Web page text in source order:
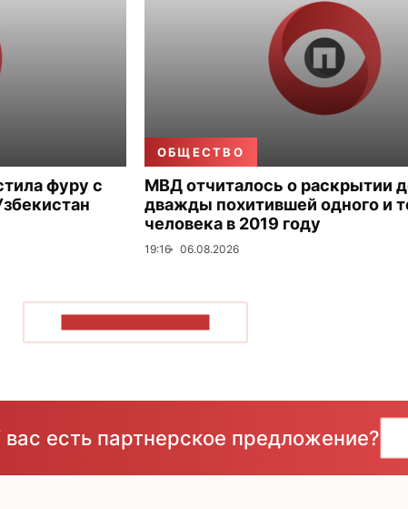
фуру с
ОБЩЕСТВО
МВД отчиталось о раскрытии
дважды похитившей одного и
человека в 2019 году
19:16 06.08.2026
вас есть партнерское предложение?